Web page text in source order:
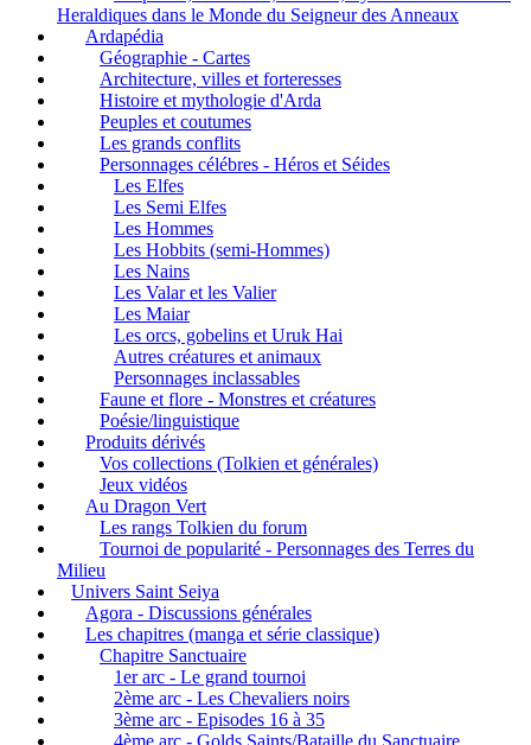
Heraldiques dans le Monde du Seigneur des Anneaux
Ardapédia
Géographie - Cartes
Architecture, villes et forteresses
Histoire et mythologie d'Arda
Peuples et coutumes
Les grands conflits
Personnages célébres - Héros et Séides
Les Elfes
Les Semi Elfes
Les Hommes
Les Hobbits (semi-Hommes)
Les Nains
Les Valar et les Valier
Les Maiar
Les orcs, gobelins et Uruk Hai
Autres créatures et animaux
Personnages inclassables
Faune et flore - Monstres et créatures
Poésie/linguistique
Produits dérivés
Vos collections (Tolkien et générales)
Jeux vidéos
Au Dragon Vert
Les rangs Tolkien du forum
Tournoi de popularité - Personnages des Terres du
Milieu
Univers Saint Seiya
Agora - Discussions générales
Les chapitres (manga et série classique)
Chapitre Sanctuaire
1er arc - Le grand tournoi
2ème arc - Les Chevaliers noirs
3ème arc - Episodes 16 à 35
4ème arc - Golds Saints/Bataille du Sanctuaire